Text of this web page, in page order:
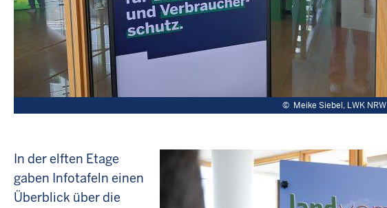
© Meike Siebel, LWK NRW
In der elften Etage
gaben Infotafeln einen
Überblick über die